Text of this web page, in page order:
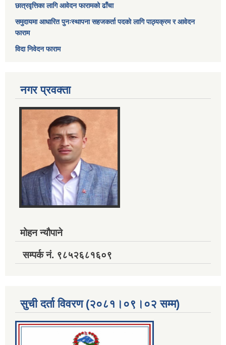
छात्रवृत्तिका लागि आवेदन फारामको ढाँचा
समुदायमा आधारित पुनःस्थापना सहजकर्ता पदको लागि पाठ्यक्रम र आवेदन
फाराम
विदा निवेदन फाराम
नगर प्रवक्ता
मोहन न्यौपाने
सम्पर्क नं. ९८५२६८१६०९
सुची दर्ता विवरण (२०८१।०९।०२ सम्म)